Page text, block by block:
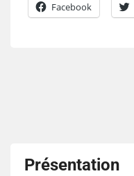
Facebook
Présentation